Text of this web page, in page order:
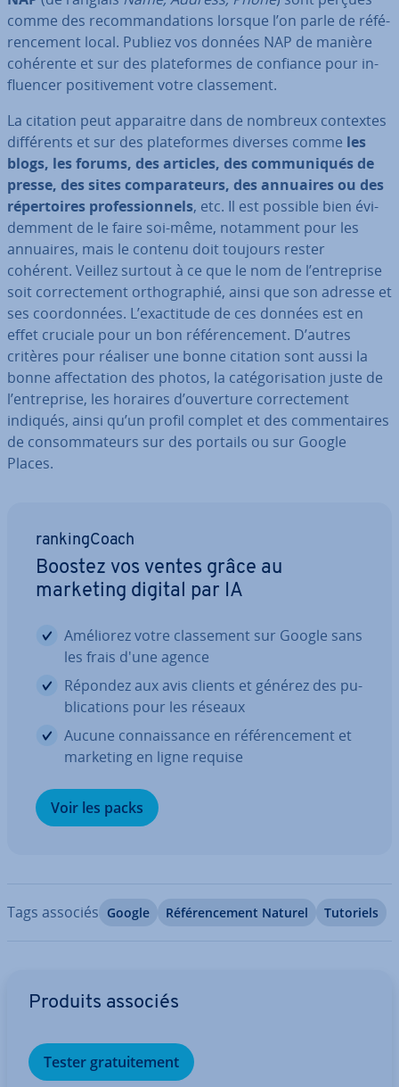
comme des re­com­man­da­tions lorsque l’on parle de ré­fé­
ren­ce­ment local. Publiez vos données NAP de manière
cohérente et sur des pla­te­formes de confiance pour in­
fluen­cer po­si­ti­ve­ment votre clas­se­ment.
La citation peut ap­pa­raitre dans de nombreux contextes
dif­fé­rents et sur des pla­te­formes diverses comme les
blogs, les forums, des articles, des com­mu­ni­qués de
presse, des sites com­pa­ra­teurs, des annuaires ou des
ré­per­toires pro­fes­sion­nels, etc. Il est possible bien évi­
dem­ment de le faire soi-même, notamment pour les
annuaires, mais le contenu doit toujours rester
cohérent. Veillez surtout à ce que le nom de l’en­tre­prise
soit cor­rec­te­ment or­tho­gra­phié, ainsi que son adresse et
ses coor­don­nées. L’exac­ti­tude de ces données est en
effet cruciale pour un bon ré­fé­ren­ce­ment. D’autres
critères pour réaliser une bonne citation sont aussi la
bonne af­fec­ta­tion des photos, la ca­té­go­ri­sa­tion juste de
l’en­tre­prise, les horaires d’ouverture cor­rec­te­ment
indiqués, ainsi qu’un profil complet et des com­men­taires
de con­som­ma­teurs sur des portails ou sur Google
Places.
ran­king­Coach
Boostez vos ventes grâce au
marketing digital par IA
Améliorez votre clas­se­ment sur Google sans
les frais d'une agence
Répondez aux avis clients et générez des pu­
bli­ca­tions pour les réseaux
Aucune con­nais­sance en ré­fé­ren­ce­ment et
marketing en ligne requise
Voir les packs
Tags associés Google Ré­fé­ren­ce­ment Naturel Tutoriels
Produits associés
Tester gra­tui­te­ment